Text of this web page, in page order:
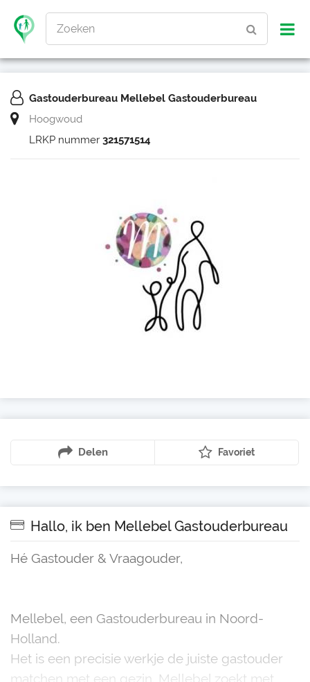
Zoeken
Gastouderbureau Mellebel Gastouderbureau
Hoogwoud
LRKP nummer 321571514
Delen Favoriet
Hallo, ik ben Mellebel Gastouderbureau
Hé Gastouder & Vraagouder,
Mellebel, een Gastouderbureau in Noord-
Holland.
Het is een precisie werkje de juiste gastouder
matchen met een gezin. Mellebel zoekt met